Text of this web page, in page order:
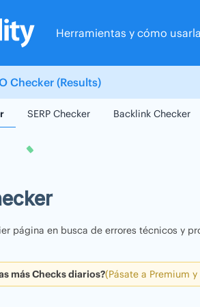
Herramientas y cómo
Checker (Results)
SERP Checker Backlink Checker
página en busca de errores técnicos y
más Checks diarios?(Pásate a Premium